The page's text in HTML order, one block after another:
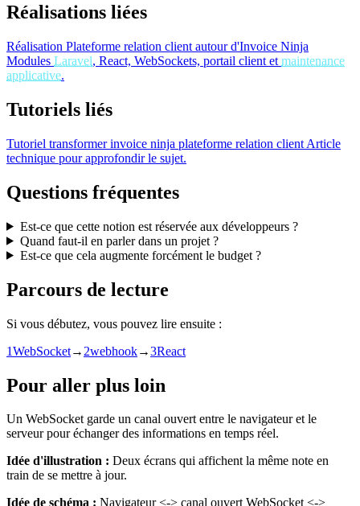
Réalisations liées
Réalisation Plateforme relation client autour d'Invoice Ninja
Modules Laravel, React, WebSockets, portail client et maintenance
applicative.
Tutoriels liés
Tutoriel transformer invoice ninja plateforme relation client Article
technique pour approfondir le sujet.
Questions fréquentes
Est-ce que cette notion est réservée aux développeurs ?
Quand faut-il en parler dans un projet ?
Est-ce que cela augmente forcément le budget ?
Parcours de lecture
Si vous débutez, vous pouvez lire ensuite :
1WebSocket→ 2webhook→3React
Pour aller plus loin
Un WebSocket garde un canal ouvert entre le navigateur et le
serveur pour échanger des informations en temps réel.
Idée d'illustration : Deux écrans qui affichent la même note en
train de se mettre à jour.
Idée de schéma : Navigateur <-> canal ouvert WebSocket <->